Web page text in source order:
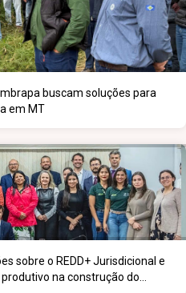
buscam soluções para
em MT
sobre o REDD+ Jurisdicional e
na construção do